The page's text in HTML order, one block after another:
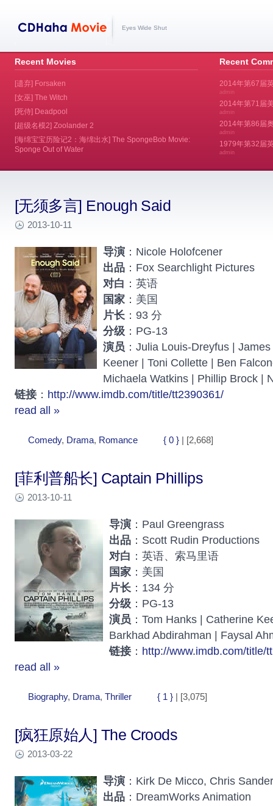
Eyes Wide Shut
Recent
2014年第67届
admin
2014年第71届
admin
2014年第86届
admin
1979年第32届
admin
[无须多言] Enough Said
2013-10-11
导演 ：Nicole Holofcener
出品 ：Fox Searchlight Pictures
对白 ：英语
国家 ：美国
片长 ：93 分
分级 ：PG-13
演员 ：Julia Louis-Dreyfus |
Keener | Toni Collette | Ben
Michaela Watkins | Phillip Brock |
链接 ： http://www.imdb.com/title/tt2390361/
read all »
Comedy, Drama, Romance { 0 } | [2,668]
[菲利普船长] Captain Phillips
2013-10-11
导演 ：Paul Greengrass
出品 ：Scott Rudin Productions
对白 ：英语、索马里语
国家 ：美国
片长 ：134 分
分级 ：PG-13
演员 ：Tom Hanks | Catherine
Barkhad Abdirahman | Faysal
链接 ： http://www.imdb.com/title/
read all »
Biography, Drama, Thriller { 1 } | [3,075]
[疯狂原始人] The Croods
2013-03-22
导演 ：Kirk De Micco, Chris
出品 ：DreamWorks Animation
Recent Movies
[遗弃] Forsaken
[女巫] The Witch
[死侍] Deadpool
[超级名模2] Zoolander 2
[海绵宝宝历险记2：海绵出水] The SpongeBob Movie:
Sponge Out of Water